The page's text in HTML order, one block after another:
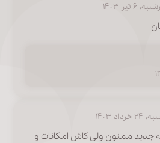
۶ تیر ۱۴۰۳
۱۴۰۳
جدبد ممنون ولی کاش امکانات و